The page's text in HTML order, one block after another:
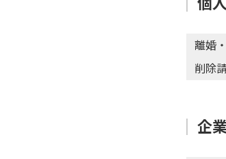
離婚
削除
企